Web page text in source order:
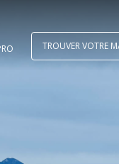
TROUVER VOTRE